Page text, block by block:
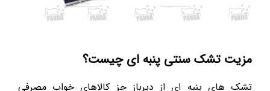
مزیت تشک سنتی پنبه ای چیست؟
تشک های پنبه ای از دیرباز جز کالاهای خواب مصرفی